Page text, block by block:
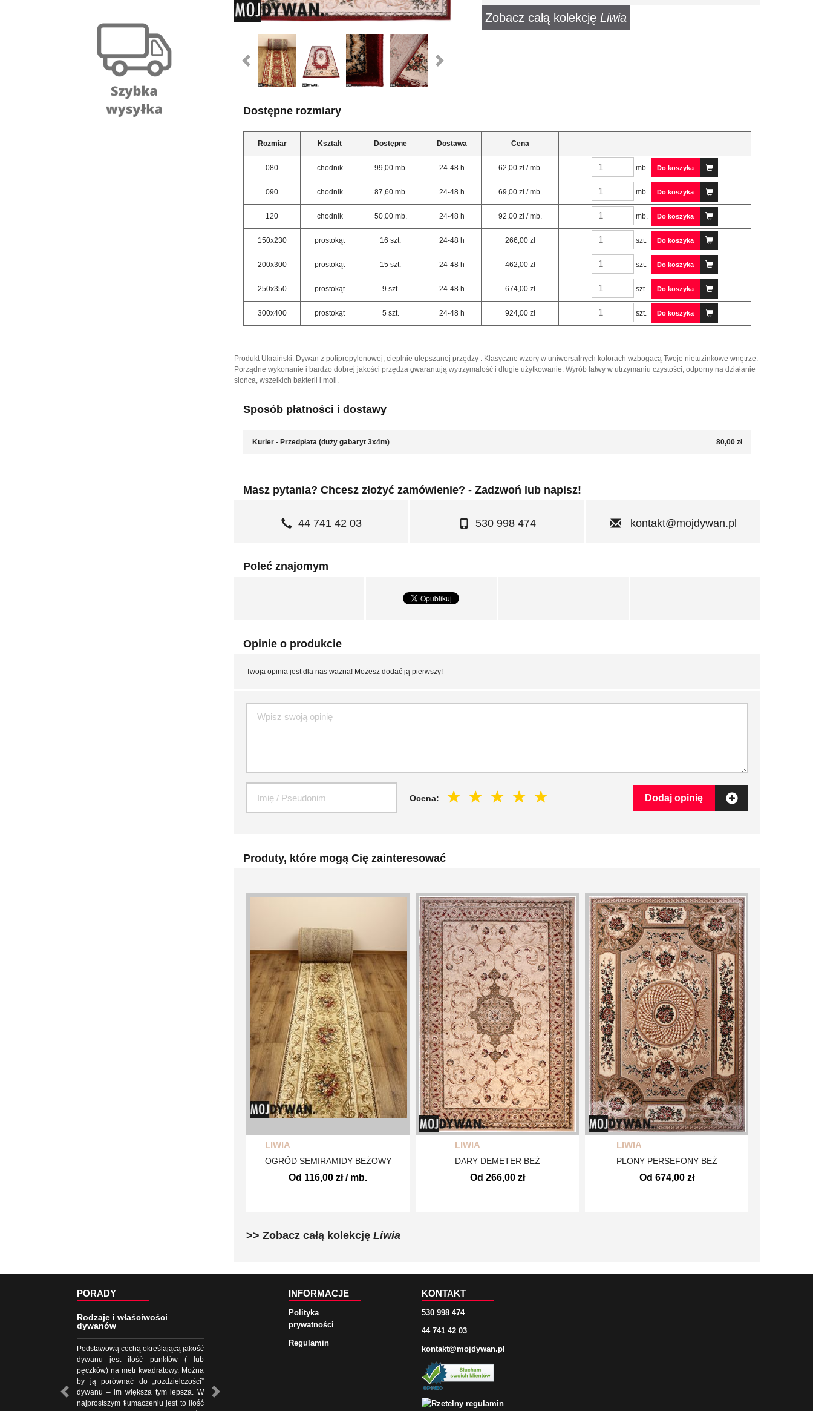
Zobacz całą kolekcję Liwia
Dostępne rozmiary
Rozmiar Kształt Dostępne Dostawa Cena
080 chodnik 99,00 mb. 24-48 h 62,00 zł / mb. mb. Do koszyka
090 chodnik 87,60 mb. 24-48 h 69,00 zł / mb. mb. Do koszyka
120 chodnik 50,00 mb. 24-48 h 92,00 zł / mb. mb. Do koszyka
150x230 prostokąt 16 szt. 24-48 h 266,00 zł szt. Do koszyka
200x300 prostokąt 15 szt. 24-48 h 462,00 zł szt. Do koszyka
250x350 prostokąt 9 szt. 24-48 h 674,00 zł szt. Do koszyka
300x400 prostokąt 5 szt. 24-48 h 924,00 zł szt. Do koszyka
Produkt Ukraiński. Dywan z polipropylenowej, cieplnie ulepszanej przędzy . Klasyczne wzory w uniwersalnych kolorach wzbogacą Twoje nietuzinkowe wnętrze.
Porządne wykonanie i bardzo dobrej jakości przędza gwarantują wytrzymałość i długie użytkowanie. Wyrób łatwy w utrzymaniu czystości, odporny na działanie
słońca, wszelkich bakterii i moli.
Sposób płatności i dostawy
Kurier - Przedpłata (duży gabaryt 3x4m) 80,00 zł
Masz pytania? Chcesz złożyć zamówienie? - Zadzwoń lub napisz!
44 741 42 03 530 998 474 kontakt@mojdywan.pl
Poleć znajomym
Opinie o produkcie
Twoja opinia jest dla nas ważna! Możesz dodać ją pierwszy!
Ocena: Dodaj opinię
Produty, które mogą Cię zainteresować
LIWIA
OGRÓD SEMIRAMIDY BEŻOWY
Od 116,00 zł / mb.
LIWIA
DARY DEMETER BEŻ
Od 266,00 zł
LIWIA
PLONY PERSEFONY BEŻ
Od 674,00 zł
>> Zobacz całą kolekcję Liwia
PORADY
Rodzaje i właściwości
dywanów
Podstawową cechą określającą jakość
dywanu jest ilość punktów ( lub
pęczków) na metr kwadratowy. Można
by ją porównać do „rozdzielczości”
dywanu – im większa tym lepsza. W
najprostszym tłumaczeniu jest to ilość
INFORMACJE
Polityka
prywatności
Regulamin
KONTAKT
530 998 474
44 741 42 03
kontakt@mojdywan.pl